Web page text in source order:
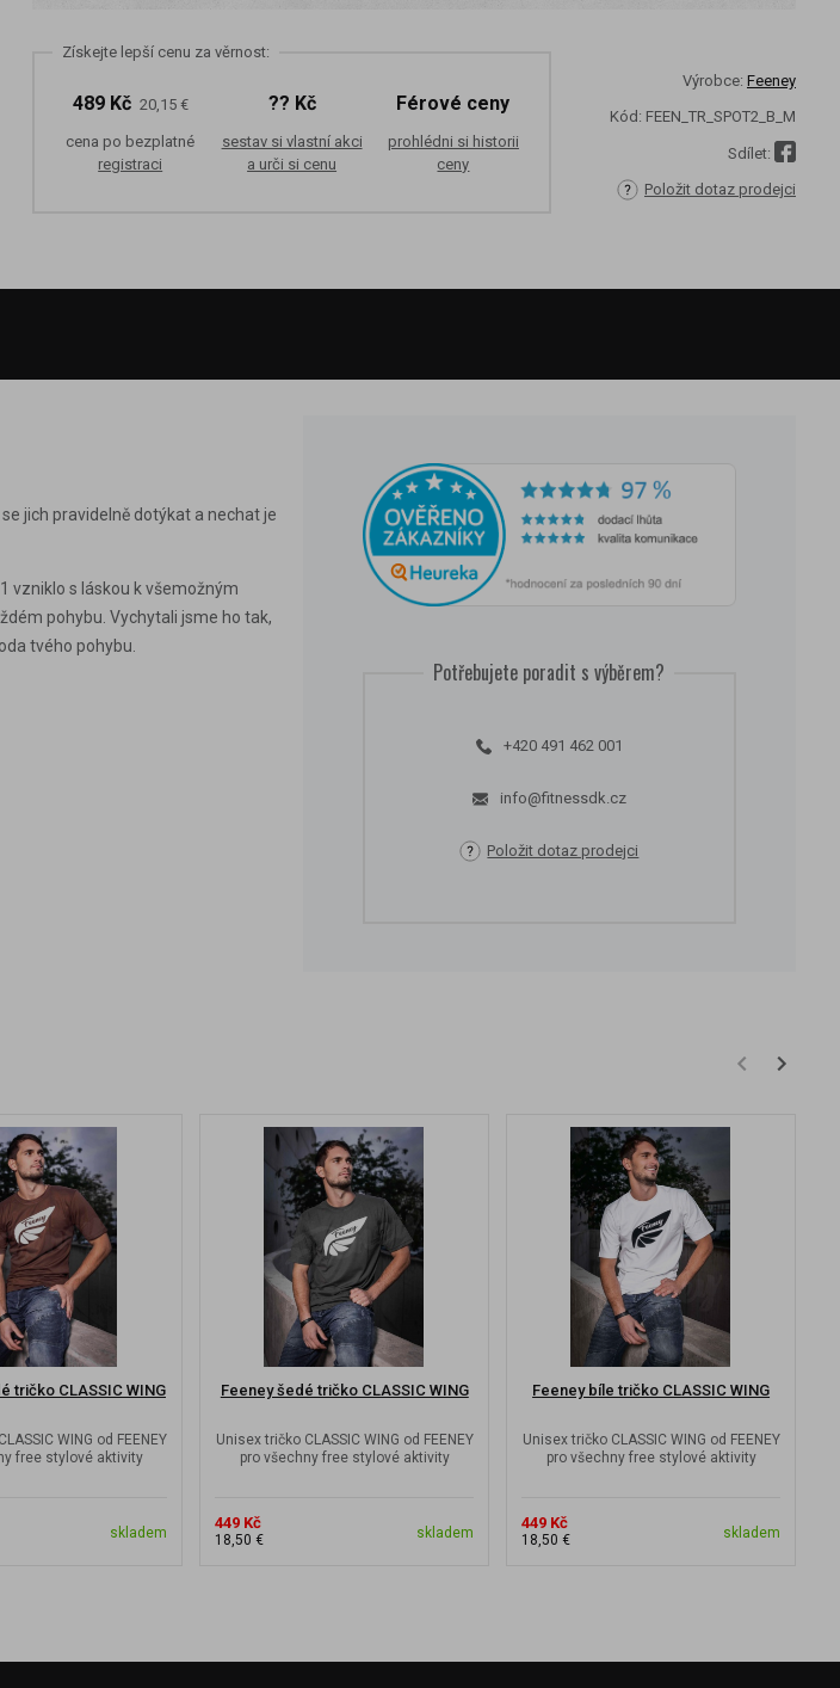
Získejte lepší cenu za věrnost:
489 Kč 20,15 €
cena po bezplatné
registraci
?? Kč
sestav si vlastní akci
a urči si cenu
Férové ceny
prohlédni si historii
ceny
Výrobce: Feeney
Kód: FEEN_TR_SPOT2_B_M
Sdílet:
Položit dotaz prodejci
jich pravidelně dotýkat a nechat je
vzniklo s láskou k všemožným
pohybu. Vychytali jsme ho tak,
tvého pohybu.
Potřebujete poradit s výběrem?
+420 491 462 001
info@fitnessdk.cz
Položit dotaz prodejci
tričko CLASSIC WING
WING od FEENEY
free stylové aktivity
skladem
Feeney šedé tričko CLASSIC WING
Unisex tričko CLASSIC WING od FEENEY
pro všechny free stylové aktivity
449 Kč
18,50 € skladem
Feeney bíle tričko CLASSIC WING
Unisex tričko CLASSIC WING od FEENEY
pro všechny free stylové aktivity
449 Kč
18,50 € skladem